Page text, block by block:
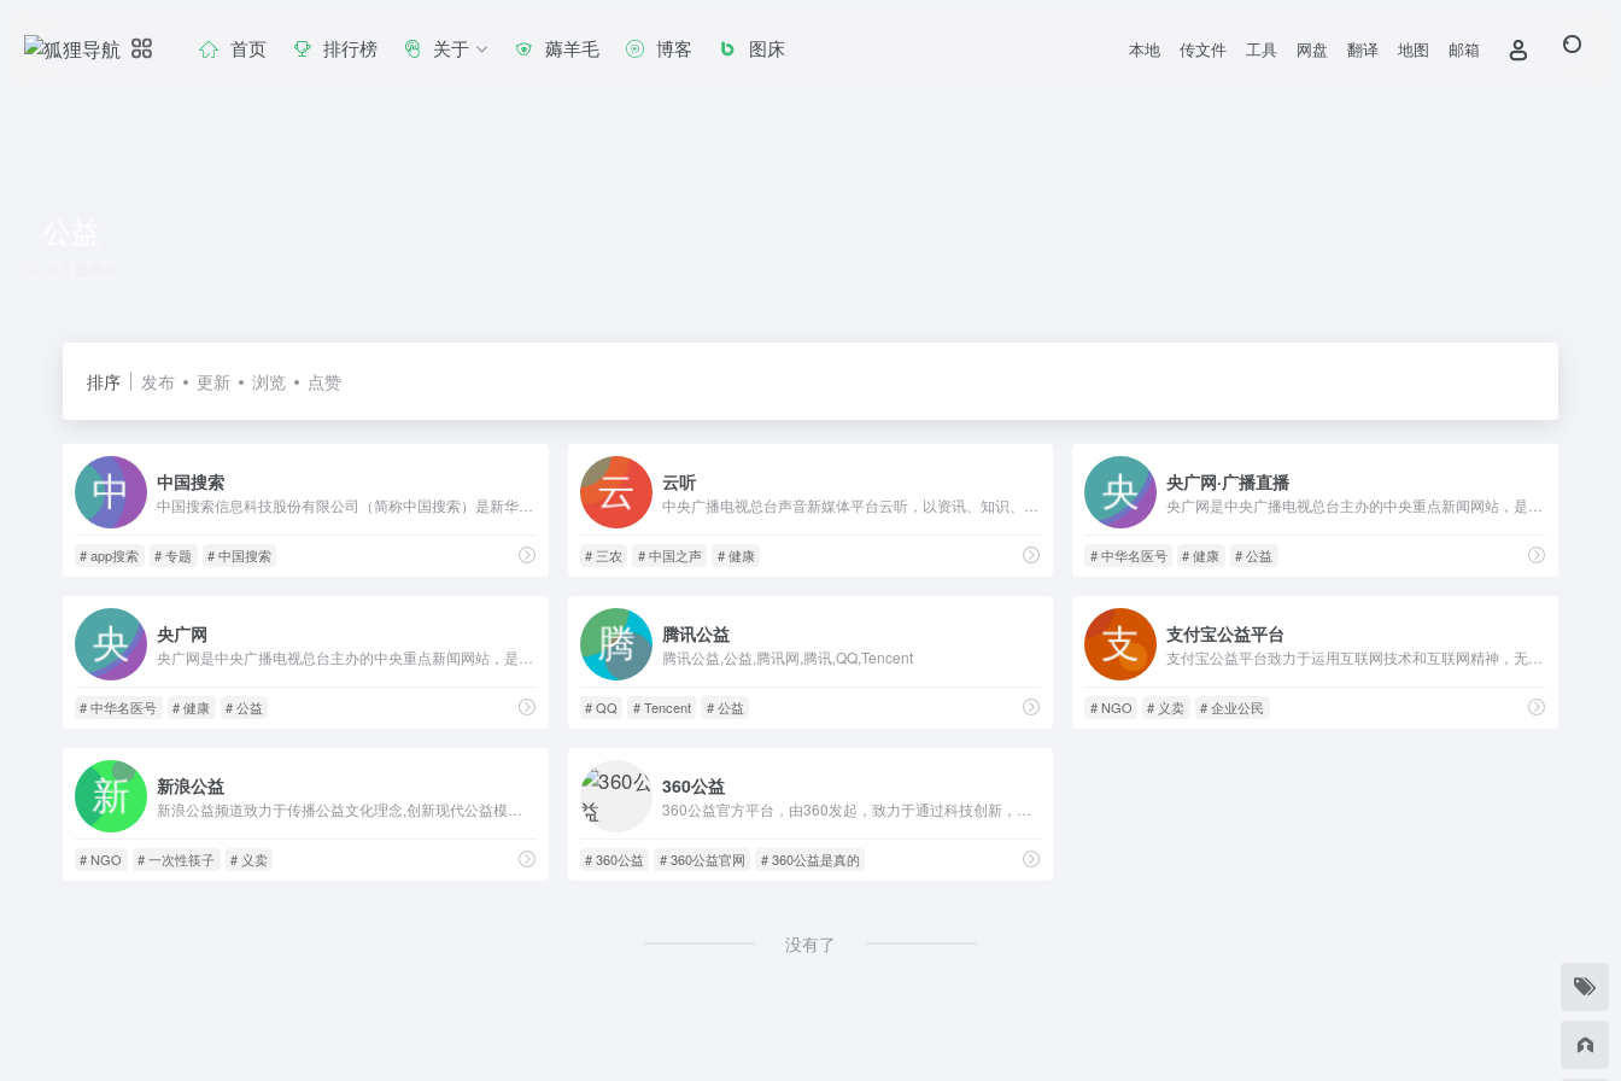
首页 排行榜 关于 薅羊毛 博客 图床 本地 传文件 工具 网盘 翻译 地图 邮箱
排序 发布 更新 浏览 点赞
中国搜索
# app搜索 # 专题 # 中国搜索
云听
# 三农 # 中国之声 # 健康
央广网·广播直播
# 中华名医号 # 健康 # 公益
央广网
# 中华名医号 # 健康 # 公益
腾讯公益
腾讯公益,公益,腾讯网,腾讯,QQ,Tencent
# QQ # Tencent # 公益
支付宝公益平台
# NGO # 义卖 # 企业公民
新浪公益
# NGO # 一次性筷子 # 义卖
360公益
# 360公益 # 360公益官网 # 360公益是真的
没有了